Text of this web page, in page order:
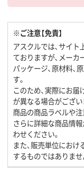
※ご注意【免責】
アスクルでは、サイ
ておりますが、メーカ
パッケージ、原材料、
す。
このため、実際にお
が異なる場合がござ
商品の商品ラベルや
さらに詳細な商品情
わせください。
また、販売単位におけ
するものではありませ